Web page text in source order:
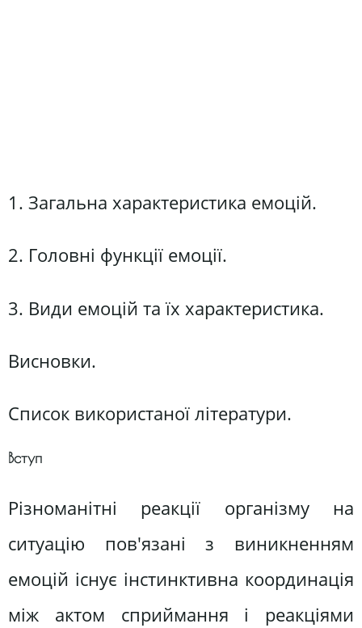
1. Загальна характеристика емоцій.
2. Головні функції емоції.
3. Види емоцій та їх характеристика.
Висновки.
Список використаної літератури.
Вступ
Різноманітні реакції організму на
ситуацію пов'язані з виникненням
емоцій існує інстинктивна координація
між актом сприймання і реакціями